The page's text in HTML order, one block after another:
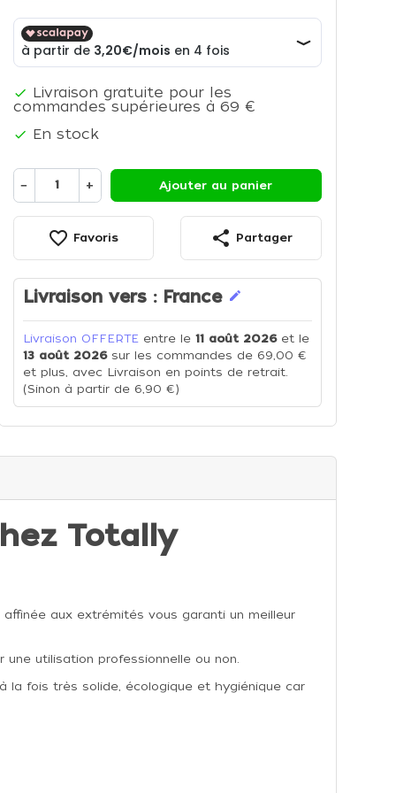
 Livraison gratuite pour les
commandes supérieures à 69 €
 En stock
− + Ajouter au panier
favorite_border Favoris share Partager
Livraison vers : France edit
Livraison OFFERTE entre le 11 août 2026et le
13 août 2026sur les commandes de 69,00 €
et plus, avec Livraison en points de retrait.
(Sinon à partir de 6,90 €)
Totally
aux extrémités vous garanti un meilleur
utilisation professionnelle ou non.
la fois très solide, écologique et hygiénique car